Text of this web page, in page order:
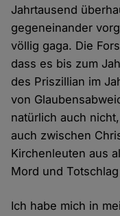
Jahrtausend
gegeneinander
völlig gaga. Die
dass es bis zum
des Priszillian im
von
natürlich auch
auch zwischen
Kirchenleuten aus
Mord und
Ich habe mich in